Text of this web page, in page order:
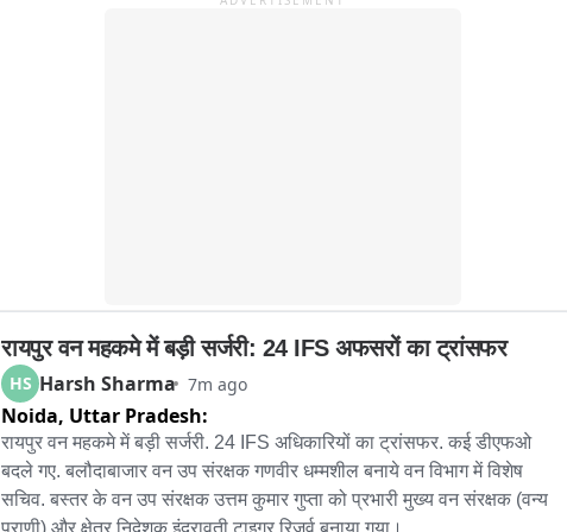
रायपुर वन महकमे में बड़ी सर्जरी: 24 IFS अफसरों का ट्रांसफर
HS Harsh Sharma 7m ago
Noida, Uttar Pradesh:
रायपुर वन महकमे में बड़ी सर्जरी. 24 IFS अधिकारियों का ट्रांसफर. कई डीएफओ
बदले गए. बलौदाबाजार वन उप संरक्षक गणवीर धम्मशील बनाये वन विभाग में विशेष
सचिव. बस्तर के वन उप संरक्षक उत्तम कुमार गुप्ता को प्रभारी मुख्य वन संरक्षक (वन्य
प्राणी) और क्षेत्र निदेशक इंद्रावती टाइगर रिजर्व बनाया गया।